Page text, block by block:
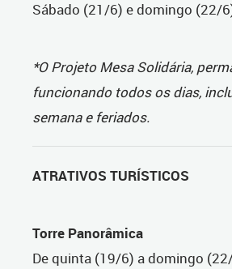
Sábado (21/6) e domingo (22/
*O Projeto Mesa Solidária,
funcionando todos os dias,
semana e feriados.
ATRATIVOS TURÍSTICOS
Torre Panorâmica
De quinta (19/6) a domingo